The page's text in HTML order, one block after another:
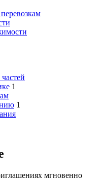
1
1
мгновенно